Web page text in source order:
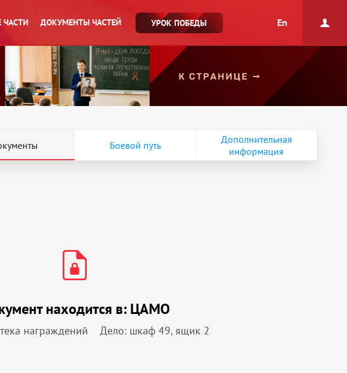
ЧАСТИ ДОКУМЕНТЫ ЧАСТЕЙ УРОК ПОБЕДЫ En
Боевой путь
Дополнительная
информация
находится в: ЦАМО
награждений Дело: шкаф 49, ящик 2